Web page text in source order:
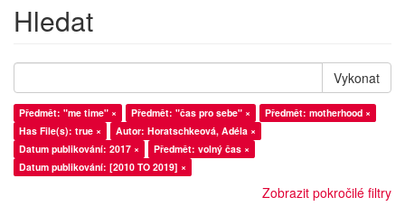
Hledat
Vykonat
Předmět: "me time" × Předmět: "čas pro sebe" ×
Předmět: motherhood ×
Has File(s): true ×
Autor: Horatschkeová, Adéla ×
Datum publikování: 2017 ×
Předmět: volný čas ×
Datum publikování: [2010 TO 2019] ×
Zobrazit pokročilé filtry